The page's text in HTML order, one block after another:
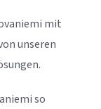
mit
unseren
so